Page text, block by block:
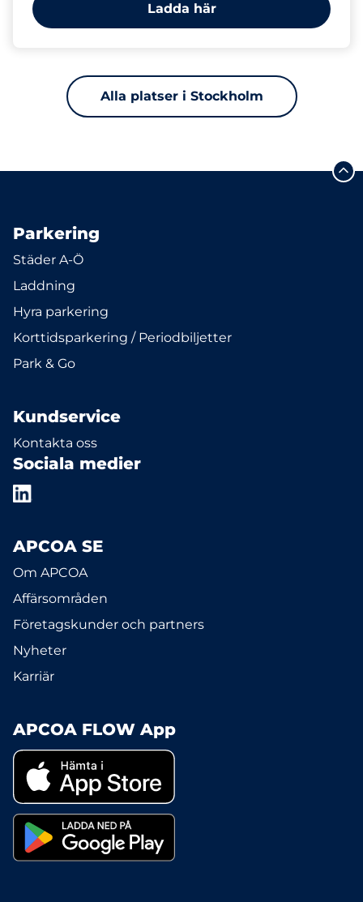
Ladda här
Alla platser i Stockholm
Parkering
Städer A-Ö
Laddning
Hyra parkering
Korttidsparkering / Periodbiljetter
Park & Go
Kundservice
Kontakta oss
Sociala medier
APCOA SE
Om APCOA
Affärsområden
Företagskunder och partners
Nyheter
Karriär
APCOA FLOW App